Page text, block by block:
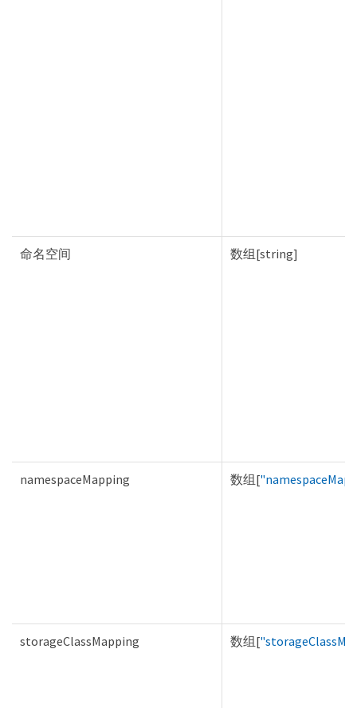
命名空间 数组[string]
namespaceMapping 数组[
storageClassMapping 数组[